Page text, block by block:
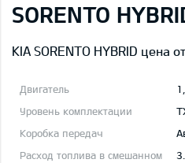
SORENTO
KIA SORENTO HYBRID цена